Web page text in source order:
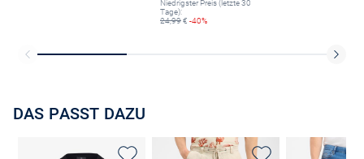
Niedrigster Preis (letzte 30
Tage):
24,99€ -40%
DAS PASST DAZU